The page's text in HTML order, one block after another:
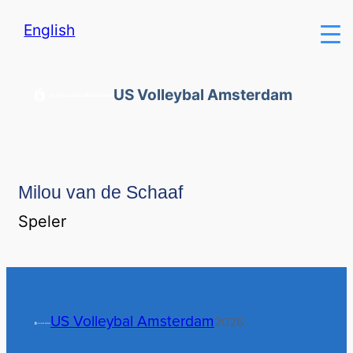
English
US Volleybal Amsterdam
Milou van de Schaaf
Speler
US Volleybal Amsterdam2026